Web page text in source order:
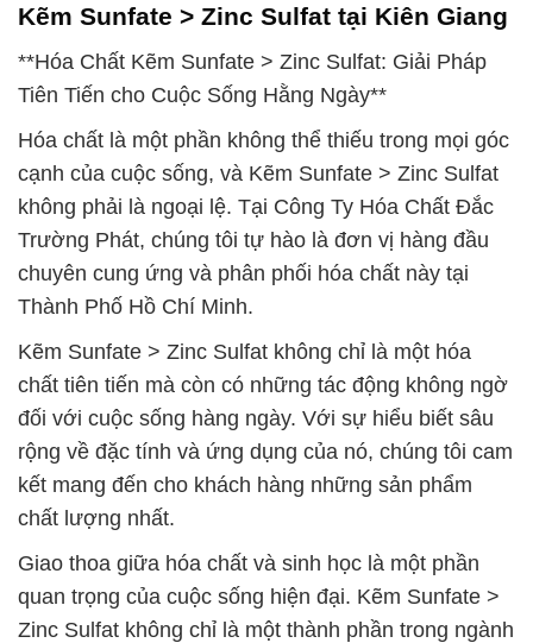
Kẽm Sunfate > Zinc Sulfat tại Kiên Giang
**Hóa Chất Kẽm Sunfate > Zinc Sulfat: Giải Pháp
Tiên Tiến cho Cuộc Sống Hằng Ngày**
Hóa chất là một phần không thể thiếu trong mọi góc
cạnh của cuộc sống, và Kẽm Sunfate > Zinc Sulfat
không phải là ngoại lệ. Tại Công Ty Hóa Chất Đắc
Trường Phát, chúng tôi tự hào là đơn vị hàng đầu
chuyên cung ứng và phân phối hóa chất này tại
Thành Phố Hồ Chí Minh.
Kẽm Sunfate > Zinc Sulfat không chỉ là một hóa
chất tiên tiến mà còn có những tác động không ngờ
đối với cuộc sống hàng ngày. Với sự hiểu biết sâu
rộng về đặc tính và ứng dụng của nó, chúng tôi cam
kết mang đến cho khách hàng những sản phẩm
chất lượng nhất.
Giao thoa giữa hóa chất và sinh học là một phần
quan trọng của cuộc sống hiện đại. Kẽm Sunfate >
Zinc Sulfat không chỉ là một thành phần trong ngành